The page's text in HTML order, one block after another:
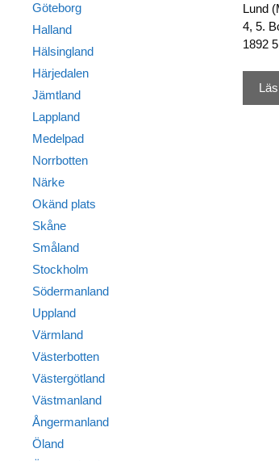
Lund
4, 5.
1892
Göteborg
Halland
Hälsingland
Härjedalen
Jämtland
Lappland
Medelpad
Norrbotten
Närke
Okänd plats
Skåne
Småland
Stockholm
Södermanland
Uppland
Värmland
Västerbotten
Västergötland
Västmanland
Ångermanland
Öland